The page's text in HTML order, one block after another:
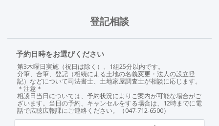
登記相談
予約日時をお選びください
第3木曜日実施（祝日は除く）、1組25分以内です。
分筆、合筆、登記（相続による土地の名義変更・法人の設立登
記）などについて司法書士、土地家屋調査士が相談に応じます。
＊注意＊
相談日当日については、予約状況によりご案内が可能な場合がご
ざいます。当日の予約、キャンセルをする場合は、12時までに電
話で広聴広報課にご連絡ください。（047-712-6500）